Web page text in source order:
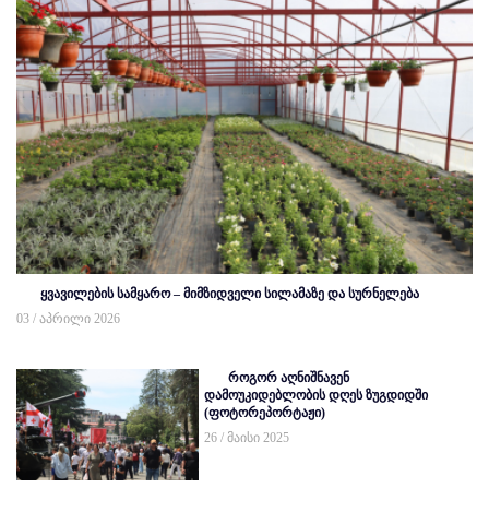
ყვავილების სამყარო – მიმზიდველი სილამაზე და სურნელება
03 / აპრილი 2026
როგორ აღნიშნავენ
დამოუკიდებლობის დღეს ზუგდიდში
(ფოტორეპორტაჟი)
26 / მაისი 2025